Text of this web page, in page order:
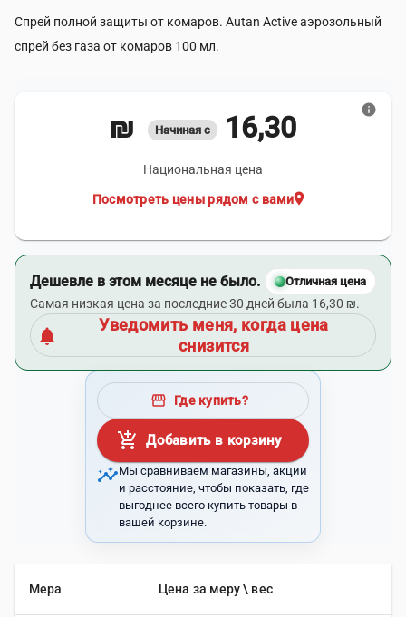
Спрей полной защиты от комаров. Autan Active аэрозольный
спрей без газа от комаров 100 мл.
Начиная с 16,30 ₪
Национальная цена
location_on
Посмотреть цены рядом с вами
info
Дешевле в этом месяце не было. Отличная цена
Самая низкая цена за последние 30 дней была 16,30 ₪.
notifications
Уведомить меня, когда цена
снизится
storefront Где купить?
add_shopping_cart Добавить в корзину
insightsМы сравниваем магазины, акции
и расстояние, чтобы показать, где
выгоднее всего купить товары в
вашей корзине.
Мера Цена за меру \ вес